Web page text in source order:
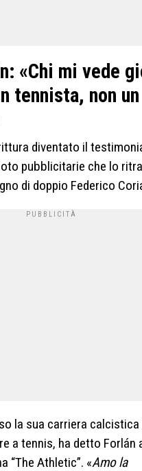
«Chi mi vede
tennista, non
diventato il
pubblicitarie che lo
di doppio Federico
la sua carriera calcistica
a tennis, ha detto Forlán
“The Athletic”. «Amo la